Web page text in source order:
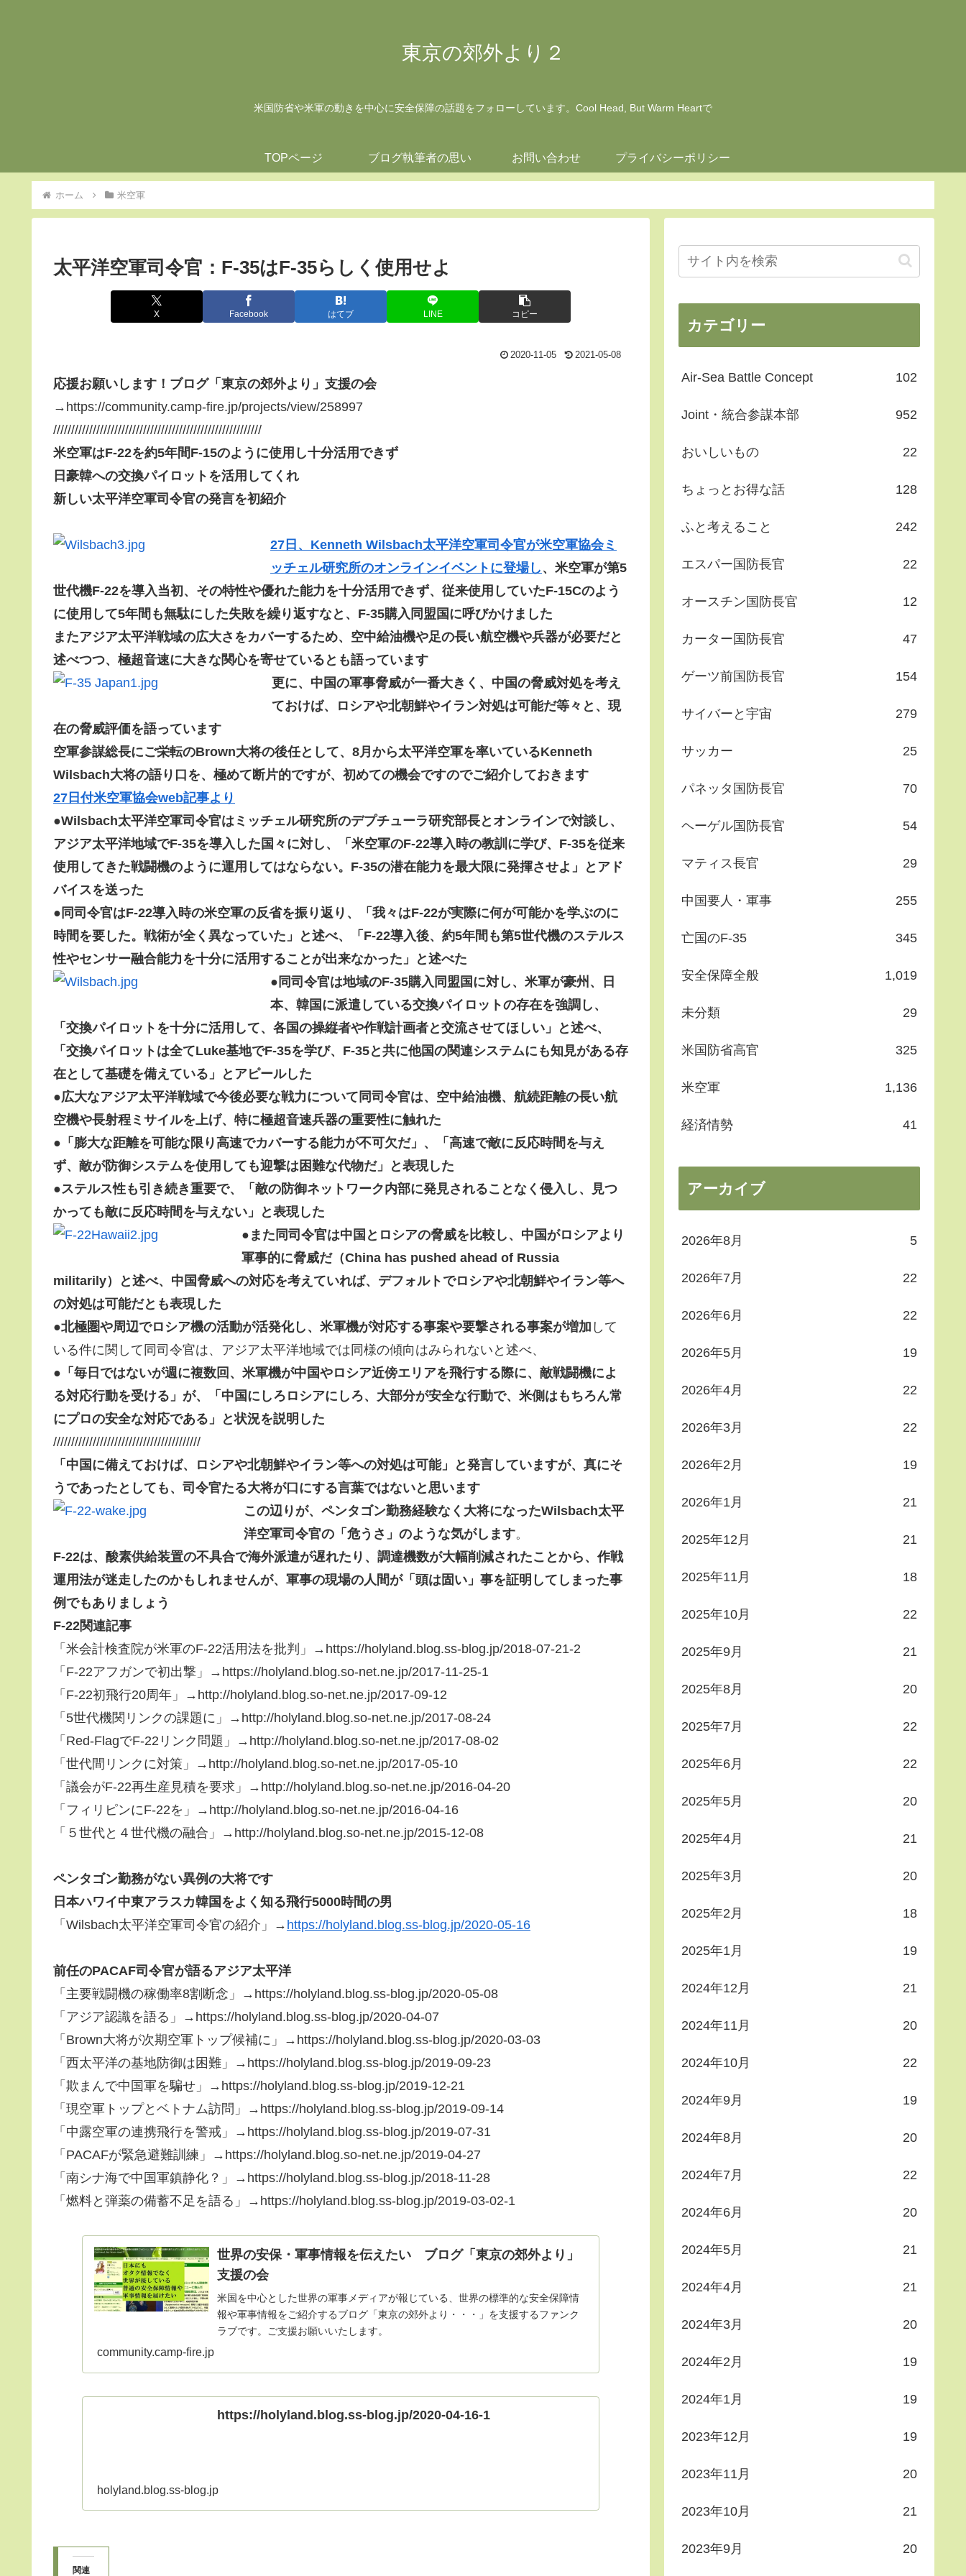
東京の郊外より２
米国防省や米軍の動きを中心に安全保障の話題をフォローしています。Cool Head, But Warm Heartで
TOPページ ブログ執筆者の思い お問い合わせ プライバシーポリシー
ホーム 米空軍
太平洋空軍司令官：F-35はF-35らしく使用せよ
X Facebook はてブ LINE コピー
2020-11-05 2021-05-08
応援お願いします！ブログ「東京の郊外より」支援の会
→https://community.camp-fire.jp/projects/view/258997
//////////////////////////////////////////////////////////
米空軍はF-22を約5年間F-15のように使用し十分活用できず
日豪韓への交換パイロットを活用してくれ
新しい太平洋空軍司令官の発言を初紹介
27日、Kenneth Wilsbach太平洋空軍司令官が米空軍協会ミ
ッチェル研究所のオンラインイベントに登場し 、米空軍が第5
世代機F-22を導入当初、その特性や優れた能力を十分活用できず、従来使用していたF-15Cのよう
に使用して5年間も無駄にした失敗を繰り返すなと、F-35購入同盟国に呼びかけました
またアジア太平洋戦域の広大さをカバーするため、空中給油機や足の長い航空機や兵器が必要だと
述べつつ、 極超音速に大きな関心を寄せている とも語っています
更に、 中国の軍事脅威が一番大きく、中国の脅威対処を考え
ておけば、ロシアや北朝鮮やイラン対処は可能だ等々と、現
在の脅威評価を語っています
空軍参謀総長にご栄転のBrown大将の後任として、 8月から太平洋空軍を率いているKenneth
Wilsbach大将の語り口を、極めて断片的ですが、初めての機会ですのでご紹介しておきます
27日付米空軍協会web記事より
●Wilsbach太平洋空軍司令官はミッチェル研究所のデプチューラ研究部長とオンラインで対談し、
アジア太平洋地域でF-35を導入した国々に対し 、「米空軍のF-22導入時の教訓に学び、F-35を従来
使用してきた戦闘機のように運用してはならない。F-35の潜在能力を最大限に発揮させよ」とアド
バイスを送った
● 同司令官はF-22導入時の米空軍の反省を振り返り 、「我々はF-22が実際に何が可能かを学ぶのに
時間を要した。戦術が全く異なっていた」と述べ、「F-22導入後、約5年間も第5世代機のステルス
性やセンサー融合能力を十分に活用することが出来なかった」
と述べた
● 同司令官は地域のF-35購入同盟国に対し、米軍が豪州、日
本、韓国に派遣している交換パイロットの存在を強調し 、
「交換パイロットを十分に活用して、各国の操縦者や作戦計画者と交流させてほしい」と述べ、
「交換パイロットは全てLuke基地でF-35を学び、F-35と共に他国の関連システムにも知見がある存
在として基礎を備えている」とアピールした
●広大なアジア太平洋戦域で今後必要な戦力について同司令官は、 空中給油機、航続距離の長い航
空機や長射程ミサイルを上げ、特に極超音速兵器の重要性に触れた
●「膨大な距離を可能な限り高速でカバーする能力が不可欠だ」、「高速で敵に反応時間を与え
ず、敵が防御システムを使用しても迎撃は困難な代物だ」と表現した
●ステルス性も引き続き重要で、「敵の防御ネットワーク内部に発見されることなく侵入し、見つ
かっても敵に反応時間を与えない」と表現した
● また 同司令官は中国とロシアの脅威を比較し、中国がロシアより
軍事的に脅威だ（China has pushed ahead of Russia
militarily）と述べ、中国脅威への対応を考えていれば、デフォルトでロシアや北朝鮮やイラン等へ
の対処は可能だとも表現した
●北極圏や周辺でロシア機の活動が活発化し、米軍機が対応する事案や要撃される事案が増加 して
いる件に関して同司令官は、 アジア太平洋地域では同様の傾向はみられない と述べ、
●「 毎日ではないが週に複数回、米軍機が中国やロシア近傍エリアを飛行する際に、敵戦闘機によ
る対応行動を受ける 」が、「 中国にしろロシアにしろ、大部分が安全な行動で、米側はもちろん常
にプロの安全な対応である 」と状況を説明した
/////////////////////////////////////////
「中国に備えておけば、ロシアや北朝鮮やイラン等への対処は可能」と発言 していますが、真にそ
うであったとしても、 司令官たる大将が口にする言葉ではないと思います
この辺りが、ペンタゴン勤務経験なく大将になったWilsbach太平
洋空軍司令官の「危うさ」のような気がします。
F-22は、酸素供給装置の不具合で海外派遣が遅れたり、調達機数が大幅削減されたことから、作戦
運用法が迷走したのかもしれませんが、軍事の現場の人間が「頭は固い」事を証明してしまった事
例でもありましょう
F-22関連記事
「米会計検査院が米軍のF-22活用法を批判」→https://holyland.blog.ss-blog.jp/2018-07-21-2
「F-22アフガンで初出撃」→https://holyland.blog.so-net.ne.jp/2017-11-25-1
「F-22初飛行20周年」→http://holyland.blog.so-net.ne.jp/2017-09-12
「5世代機関リンクの課題に」→http://holyland.blog.so-net.ne.jp/2017-08-24
「Red-FlagでF-22リンク問題」→http://holyland.blog.so-net.ne.jp/2017-08-02
「世代間リンクに対策」→http://holyland.blog.so-net.ne.jp/2017-05-10
「議会がF-22再生産見積を要求」→http://holyland.blog.so-net.ne.jp/2016-04-20
「フィリピンにF-22を」→http://holyland.blog.so-net.ne.jp/2016-04-16
「５世代と４世代機の融合」→http://holyland.blog.so-net.ne.jp/2015-12-08
ペンタゴン勤務がない異例の大将です
日本ハワイ中東アラスカ韓国をよく知る飛行5000時間の男
「Wilsbach太平洋空軍司令官の紹介」→ https://holyland.blog.ss-blog.jp/2020-05-16
前任のPACAF司令官が語るアジア太平洋
「主要戦闘機の稼働率8割断念」→https://holyland.blog.ss-blog.jp/2020-05-08
「アジア認識を語る」→https://holyland.blog.ss-blog.jp/2020-04-07
「Brown大将が次期空軍トップ候補に」→https://holyland.blog.ss-blog.jp/2020-03-03
「西太平洋の基地防御は困難」→https://holyland.blog.ss-blog.jp/2019-09-23
「欺まんで中国軍を騙せ」→https://holyland.blog.ss-blog.jp/2019-12-21
「現空軍トップとベトナム訪問」→https://holyland.blog.ss-blog.jp/2019-09-14
「中露空軍の連携飛行を警戒」→https://holyland.blog.ss-blog.jp/2019-07-31
「PACAFが緊急避難訓練」→https://holyland.blog.so-net.ne.jp/2019-04-27
「南シナ海で中国軍鎮静化？」→https://holyland.blog.ss-blog.jp/2018-11-28
「燃料と弾薬の備蓄不足を語る」→https://holyland.blog.ss-blog.jp/2019-03-02-1
世界の安保・軍事情報を伝えたい ブログ「東京の郊外より」
支援の会
米国を中心とした世界の軍事メディアが報じている、世界の標準的な安全保障情
報や軍事情報をご紹介するブログ「東京の郊外より・・・」を支援するファンク
ラブです。ご支援お願いいたします。
community.camp-fire.jp
https://holyland.blog.ss-blog.jp/2020-04-16-1
holyland.blog.ss-blog.jp
関連
カテゴリー
Air-Sea Battle Concept 102
Joint・統合参謀本部 952
おいしいもの 22
ちょっとお得な話 128
ふと考えること 242
エスパー国防長官 22
オースチン国防長官 12
カーター国防長官 47
ゲーツ前国防長官 154
サイバーと宇宙 279
サッカー 25
パネッタ国防長官 70
ヘーゲル国防長官 54
マティス長官 29
中国要人・軍事 255
亡国のF-35 345
安全保障全般 1,019
未分類 29
米国防省高官 325
米空軍 1,136
経済情勢 41
アーカイブ
2026年8月 5
2026年7月 22
2026年6月 22
2026年5月 19
2026年4月 22
2026年3月 22
2026年2月 19
2026年1月 21
2025年12月 21
2025年11月 18
2025年10月 22
2025年9月 21
2025年8月 20
2025年7月 22
2025年6月 22
2025年5月 20
2025年4月 21
2025年3月 20
2025年2月 18
2025年1月 19
2024年12月 21
2024年11月 20
2024年10月 22
2024年9月 19
2024年8月 20
2024年7月 22
2024年6月 20
2024年5月 21
2024年4月 21
2024年3月 20
2024年2月 19
2024年1月 19
2023年12月 19
2023年11月 20
2023年10月 21
2023年9月 20